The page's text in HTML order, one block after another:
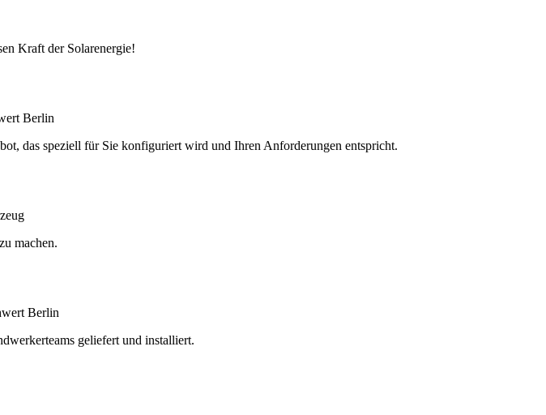
Kraft der Solarenergie!
das speziell für Sie konfiguriert wird und Ihren Anforderungen entspricht.
machen.
geliefert und installiert.